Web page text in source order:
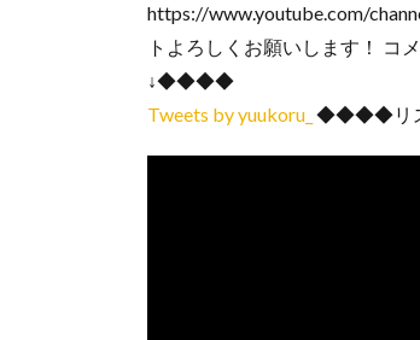
https://www.youtube.com/
トよろしくお願いします！
↓◆◆◆◆
Tweets by yuukoru_ ◆◆◆◆リス